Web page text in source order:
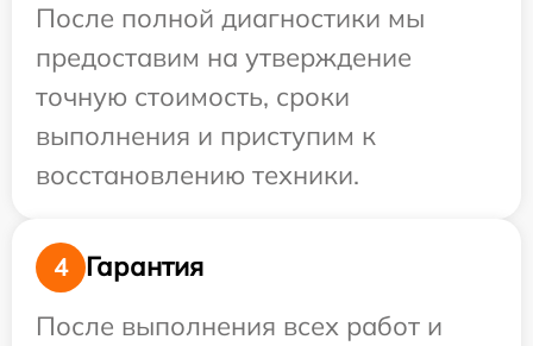
После полной диагностики мы
предоставим на утверждение
точную стоимость, сроки
выполнения и приступим к
восстановлению техники.
4
Гарантия
После выполнения всех работ и